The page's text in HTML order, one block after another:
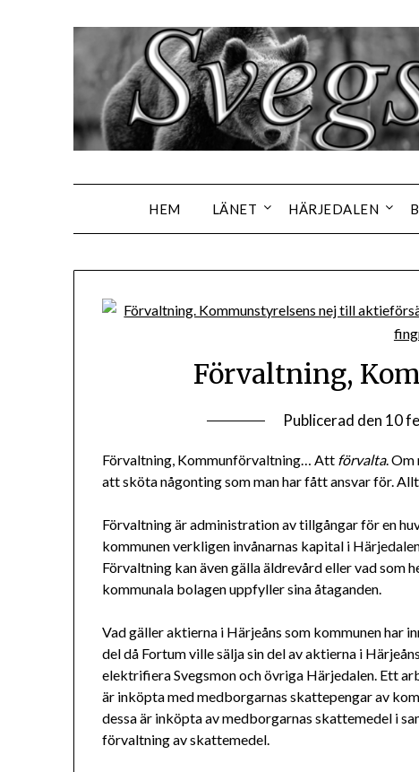
HEM LÄNET HÄRJEDALEN
Förvaltning,
Publicerad den 10
Förvaltning, Kommunförvaltning… Att förvalta.
att sköta någonting som man har fått ansvar för.
Förvaltning är administration av tillgångar för en
kommunen verkligen invånarnas kapital i
Förvaltning kan även gälla äldrevård eller vad som
kommunala bolagen uppfyller sina åtaganden.
Vad gäller aktierna i Härjeåns som kommunen har
del då Fortum ville sälja sin del av aktierna i
elektrifiera Svegsmon och övriga Härjedalen. Ett
är inköpta med medborgarnas skattepengar av
dessa är inköpta av medborgarnas skattemedel i
förvaltning av skattemedel.